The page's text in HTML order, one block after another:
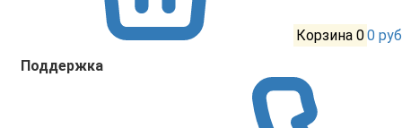
Корзина 00
Поддержка